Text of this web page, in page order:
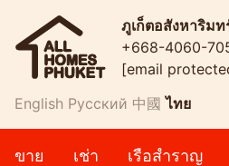
ภูเก็ตอสังหาริมท
+668-4060-
[email
English Русский 中國 ไทย
ขาย เช่า เรือสำราญ